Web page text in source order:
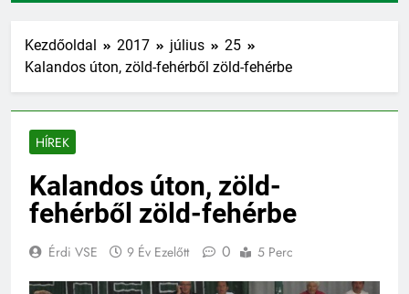
Kezdőoldal 2017 július
25
Kalandos úton, zöld-fehérből zöld-fehérbe
HÍREK
Kalandos úton, zöld-
fehérből zöld-fehérbe
Érdi VSE 9 Év Ezelőtt 0 5 Perc